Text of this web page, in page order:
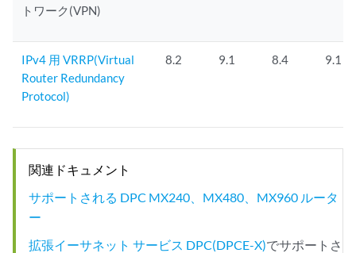
トワーク(VPN)
IPv4 用 VRRP(Virtual
Router Redundancy
Protocol)
8.2 9.1 8.4 9.1
関連ドキュメント
サポートされる DPC MX240、MX480、MX960 ルータ
ー
拡張イーサネット サービス DPC(DPCE-X)でサポートさ